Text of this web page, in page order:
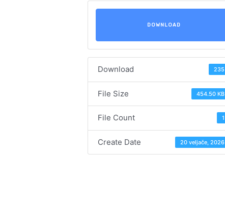
DOWNLOAD
Download 235
File Size 454.50 KB
File Count 1
Create Date 20 veljače, 2026